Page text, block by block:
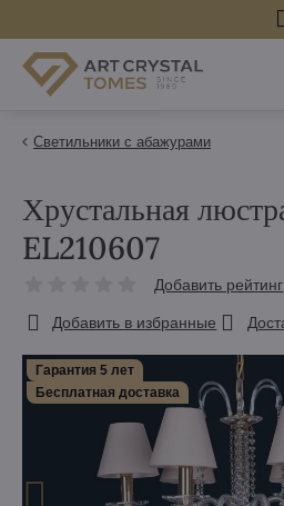
Светильники с абажурами
Гарантия 5 лет
Бесплатная доставка
Хрустальная
EL210607
Добавить рейтинг
Добавить в избранные